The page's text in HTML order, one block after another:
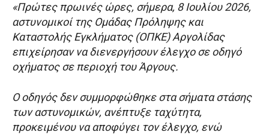
«Πρώτες πρωινές ώρες, σήμερα, 8 Ιουλίου 2026,
αστυνομικοί της Ομάδας Πρόληψης και
Καταστολής Εγκλήματος (ΟΠΚΕ) Αργολίδας
επιχείρησαν να διενεργήσουν έλεγχο σε οδηγό
οχήματος σε περιοχή του Άργους.
Ο οδηγός δεν συμμορφώθηκε στα σήματα στάσης
των αστυνομικών, ανέπτυξε ταχύτητα,
προκειμένου να αποφύγει τον έλεγχο, ενώ